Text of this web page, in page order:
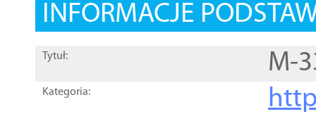
INFORMACJE
Tytuł: M-
Kategoria: